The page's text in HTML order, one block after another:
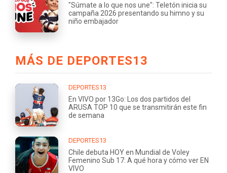
"Súmate a lo que nos une": Teletón inicia su
campaña 2026 presentando su himno y su
niño embajador
MÁS DE DEPORTES13
DEPORTES13
En VIVO por 13Go: Los dos partidos del
ARUSA TOP 10 que se transmitirán este fin
de semana
DEPORTES13
Chile debuta HOY en Mundial de Voley
Femenino Sub 17: A qué hora y cómo ver EN
VIVO